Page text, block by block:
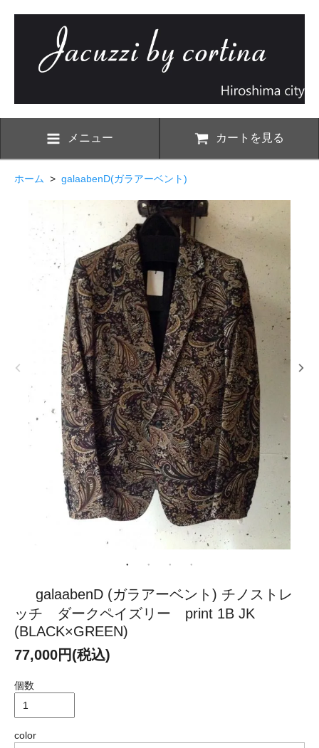
メニュー カートを見る
ホーム > galaabenD(ガラアーベント)
galaabenD (ガラアーベント) チノストレ
ッチ ダークペイズリー print 1B JK
(BLACK×GREEN)
77,000円(税込)
個数
color